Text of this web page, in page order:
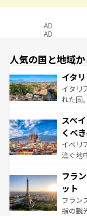
AD
AD
人気の国と地域
イタ
イタリ
れた国。
ろん、
景など
ピザや
できる
なお、
しい。
スペ
くべ
イベリ
注ぐ地
文化が
れる闘
る。首
アート
フラ
ット
フラン
指の観